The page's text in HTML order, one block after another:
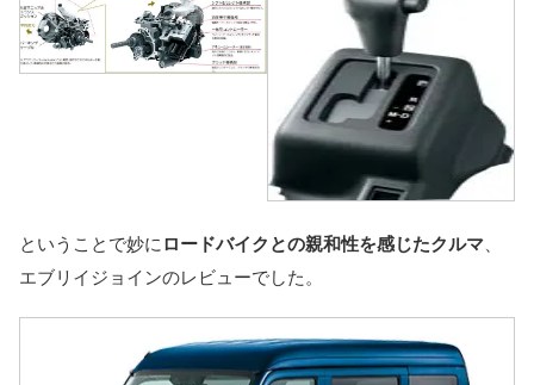
ということで妙にロードバイクとの親和性を感じたクルマ
エブリイジョインのレビューでした。